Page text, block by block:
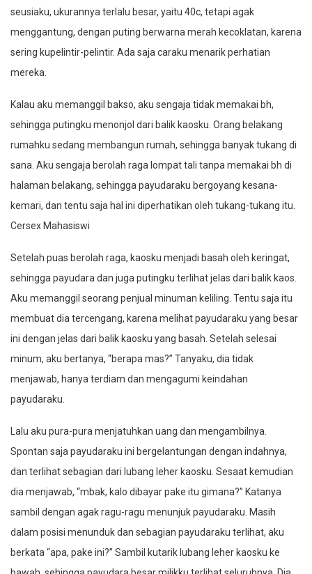
seusiaku, ukurannya terlalu besar, yaitu 40c, tetapi agak
menggantung, dengan puting berwarna merah kecoklatan, karena
sering kupelintir-pelintir. Ada saja caraku menarik perhatian
mereka.
Kalau aku memanggil bakso, aku sengaja tidak memakai bh,
sehingga putingku menonjol dari balik kaosku. Orang belakang
rumahku sedang membangun rumah, sehingga banyak tukang di
sana. Aku sengaja berolah raga lompat tali tanpa memakai bh di
halaman belakang, sehingga payudaraku bergoyang kesana-
kemari, dan tentu saja hal ini diperhatikan oleh tukang-tukang itu.
Cersex Mahasiswi
Setelah puas berolah raga, kaosku menjadi basah oleh keringat,
sehingga payudara dan juga putingku terlihat jelas dari balik kaos.
Aku memanggil seorang penjual minuman keliling. Tentu saja itu
membuat dia tercengang, karena melihat payudaraku yang besar
ini dengan jelas dari balik kaosku yang basah. Setelah selesai
minum, aku bertanya, “berapa mas?” Tanyaku, dia tidak
menjawab, hanya terdiam dan mengagumi keindahan
payudaraku.
Lalu aku pura-pura menjatuhkan uang dan mengambilnya.
Spontan saja payudaraku ini bergelantungan dengan indahnya,
dan terlihat sebagian dari lubang leher kaosku. Sesaat kemudian
dia menjawab, “mbak, kalo dibayar pake itu gimana?” Katanya
sambil dengan agak ragu-ragu menunjuk payudaraku. Masih
dalam posisi menunduk dan sebagian payudaraku terlihat, aku
berkata “apa, pake ini?” Sambil kutarik lubang leher kaosku ke